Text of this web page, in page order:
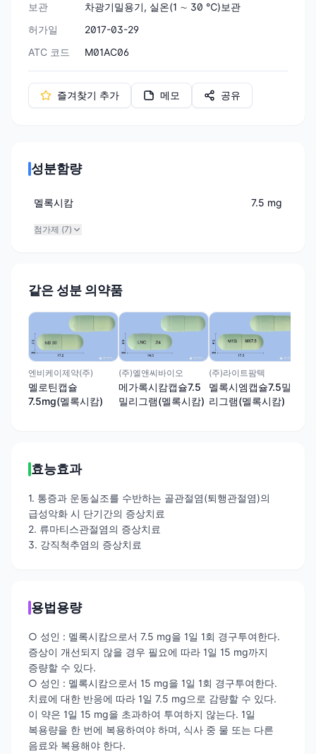
보관
차광기밀용기, 실온(1 ∼ 30 ℃)보관
허가일
2017-03-29
ATC 코드
M01AC06
즐겨찾기 추가 메모 공유
성분함량
멜록시캄 7.5 mg
첨가제 (7)
같은 성분 의약품
엔비케이제약(주)
멜로틴캡슐
7.5mg(멜록시캄)
(주)엘앤씨바이오
메가록시캄캡슐7.5
밀리그램(멜록시캄)
(주)라이트팜텍
멜록시엠캡슐7.5밀
리그램(멜록시캄)
효능효과
1. 통증과 운동실조를 수반하는 골관절염(퇴행관절염)의
급성악화 시 단기간의 증상치료
2. 류마티스관절염의 증상치료
3. 강직척추염의 증상치료
용법용량
○ 성인 : 멜록시캄으로서 7.5 mg을 1일 1회 경구투여한다.
증상이 개선되지 않을 경우 필요에 따라 1일 15 mg까지
증량할 수 있다.
○ 성인 : 멜록시캄으로서 15 mg을 1일 1회 경구투여한다.
치료에 대한 반응에 따라 1일 7.5 mg으로 감량할 수 있다.
이 약은 1일 15 mg을 초과하여 투여하지 않는다. 1일
복용량을 한 번에 복용하여야 하며, 식사 중 물 또는 다른
음료와 복용해야 한다.